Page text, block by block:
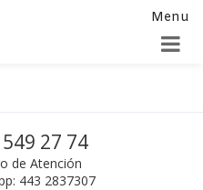
Menu
27 74
de Atención
443 2837307